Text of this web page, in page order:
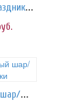
Весёлый праздник/шарики
Воздушный шар/шарики